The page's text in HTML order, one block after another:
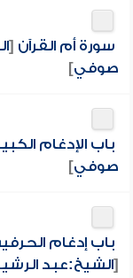
سورة أم القرآن [
صوفي]
باب الإدغام
صوفي]
باب إدغام
[الشيخ:عبد